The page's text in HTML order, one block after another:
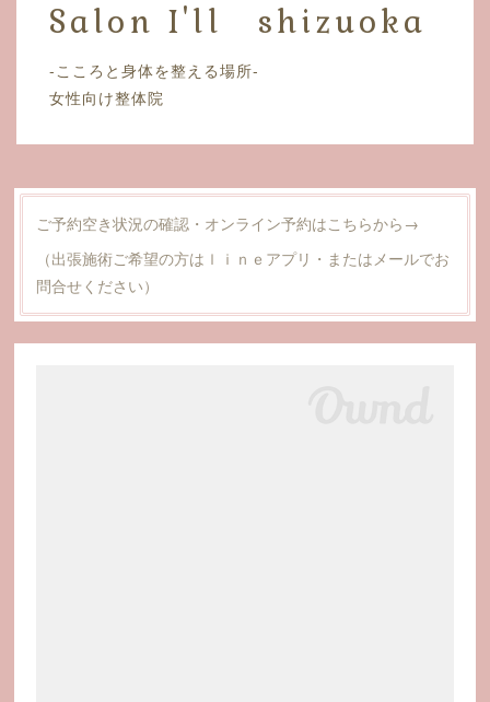
Salon I'll shizuoka
-こころと身体を整える場所-
女性向け整体院
ご予約空き状況の確認・オンライン予約はこちらから→
（出張施術ご希望の方はｌｉｎｅアプリ・またはメールでお
問合せください）